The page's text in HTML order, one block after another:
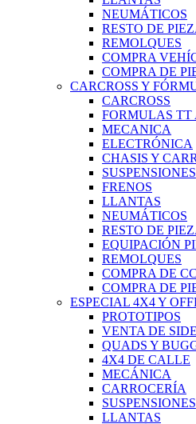
NEUMÁTICOS
RESTO DE
REMOLQUES
COMPRA
COMPRA DE
CARCROSS Y
CARCROSS
FORMULAS TT
MECANICA
ELECTRÓNICA
CHASIS Y
SUSPENSIONES
FRENOS
LLANTAS
NEUMÁTICOS
RESTO DE
EQUIPACIÓN
REMOLQUES
COMPRA DE
COMPRA DE
ESPECIAL 4X4 Y
PROTOTIPOS
VENTA DE
QUADS Y
4X4 DE CALLE
MECÁNICA
CARROCERÍA
SUSPENSIONES
LLANTAS